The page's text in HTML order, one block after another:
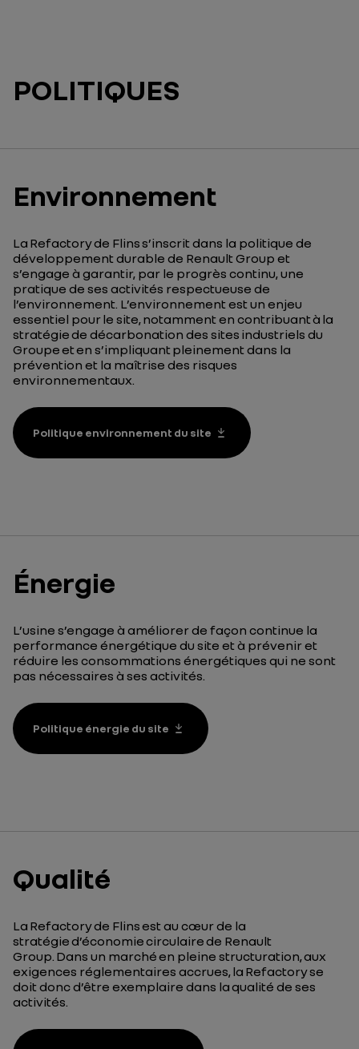
POLITIQUES
Environnement
La Refactoryde Flins s’inscrit dans la politique de
développement durable de Renault Group et
s’engage à garantir, par le progrès continu, une
pratique de ses activités respectueuse de
l’environnement. L’environnement est un enjeu
essentiel pour le site, notamment en contribuant à la
stratégie de décarbonation des sites industriels du
Groupe et en s’impliquant pleinement dans la
prévention et la maîtrise des risques
environnementaux.
Politique environnement du site
Énergie
L’usine s’engage à améliorer de façon continue la
performance énergétique du site et à prévenir et
réduire les consommations énergétiques qui ne sont
pas nécessaires à ses activités.
Politique énergie du site
Qualité
La Refactoryde Flins est au cœur de la
stratégie d’économie circulaire de Renault
Group. Dans un marché en pleine structuration, aux
exigences réglementaires accrues, la Refactoryse
doit donc d’être exemplaire dans la qualité de ses
activités.